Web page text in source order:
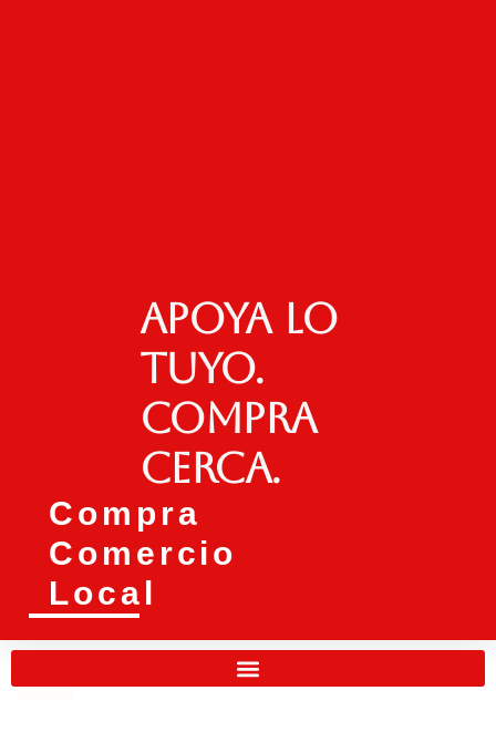
Apoya lo
tuyo.
Compra
cerca.
Compra
Comercio
Local